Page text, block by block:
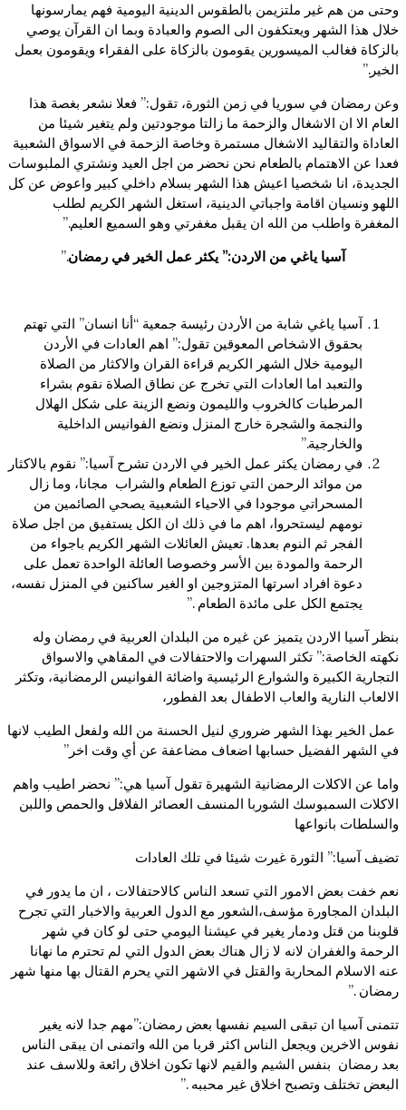
وحتى من هم غير ملتزيمن بالطقوس الدينية اليومية فهم يمارسونها
خلال هذا الشهر ويعتكفون الى الصوم والعبادة وبما ان القرآن يوصي
بالزكاة فغالب الميسورين يقومون بالزكاة على الفقراء ويقومون بعمل
الخير.”
وعن رمضان في سوريا في زمن الثورة، تقول:” فعلا نشعر بغصة هذا
العام الا ان الاشغال والزحمة ما زالتا موجودتين ولم يتغير شيئا من
العاداة والتقاليد الاشغال مستمرة وخاصة الزحمة في الاسواق الشعبية
فعدا عن الاهتمام بالطعام نحن نحضر من اجل العيد ونشتري الملبوسات
الجديدة، انا شخصيا اعيش هذا الشهر بسلام داخلي كبير واعوض عن كل
اللهو ونسيان اقامة واجباتي الدينية، استغل الشهر الكريم لطلب
المغفرة واطلب من الله ان يقبل مغفرتي وهو السميع العليم.”
آسيا ياغي من الاردن:” يكثر عمل الخير في رمضان.”
آسيا ياغي شابة من الأردن رئيسة جمعية “أنا انسان” التي تهتم
بحقوق الاشخاص المعوقين تقول:” اهم العادات في الأردن
اليومية خلال الشهر الكريم قراءة القران والاكثار من الصلاة
والتعبد اما العادات التي تخرج عن نطاق الصلاة نقوم بشراء
المرطبات كالخروب والليمون ونضع الزينة على شكل الهلال
والنجمة والشجرة خارج المنزل ونضع الفوانيس الداخلية
والخارجية.”
في رمضان يكثر عمل الخير في الاردن تشرح آسيا:” نقوم بالاكثار
من موائد الرحمن التي توزع الطعام والشراب مجانا، وما زال
المسحراتي موجودا في الاحياء الشعبية يصحي الصائمين من
نومهم ليستحروا، اهم ما في ذلك ان الكل يستفيق من اجل صلاة
الفجر ثم النوم بعدها. تعيش العائلات الشهر الكريم باجواء من
الرحمة والمودة بين الأسر وخصوصا العائلة الواحدة تعمل على
دعوة افراد اسرتها المتزوجين او الغير ساكنين في المنزل نفسه،
يجتمع الكل على مائدة الطعام .”
بنظر آسيا الاردن يتميز عن غيره من البلدان العربية في رمضان وله
نكهته الخاصة:” تكثر السهرات والاحتفالات في المقاهي والاسواق
التجارية الكبيرة والشوارع الرئيسية واضائة الفوانيس الرمضانية، وتكثر
الالعاب النارية والعاب الاطفال بعد الفطور،
عمل الخير بهذا الشهر ضروري لنيل الحسنة من الله ولفعل الطيب لانها
في الشهر الفضيل حسابها اضعاف مضاعفة عن أي وقت اخر”
واما عن الاكلات الرمضانية الشهيرة تقول آسيا هي:” نحضر اطيب واهم
الاكلات السمبوسك الشوربا المنسف العصائر الفلافل والحمص واللبن
والسلطات بانواعها
تضيف آسيا:” الثورة غيرت شيئا في تلك العادات
نعم خفت بعض الامور التي تسعد الناس كالاحتفالات ، ان ما يدور في
البلدان المجاورة مؤسف،الشعور مع الدول العربية والاخبار التي تجرح
قلوبنا من قتل ودمار يغير في عيشنا اليومي حتى لو كان في شهر
الرحمة والغفران لانه لا زال هناك بعض الدول التي لم تحترم ما نهانا
عنه الاسلام المحاربة والقتل في الاشهر التي يحرم القتال بها منها شهر
رمضان .”
تتمنى آسيا ان تبقى السيم نفسها بعض رمضان:”مهم جدا لانه يغير
نفوس الاخرين ويجعل الناس اكثر قربا من الله واتمنى ان يبقى الناس
بعد رمضان بنفس الشيم والقيم لانها تكون اخلاق رائعة وللاسف عند
البعض تختلف وتصبح اخلاق غير محببه .”